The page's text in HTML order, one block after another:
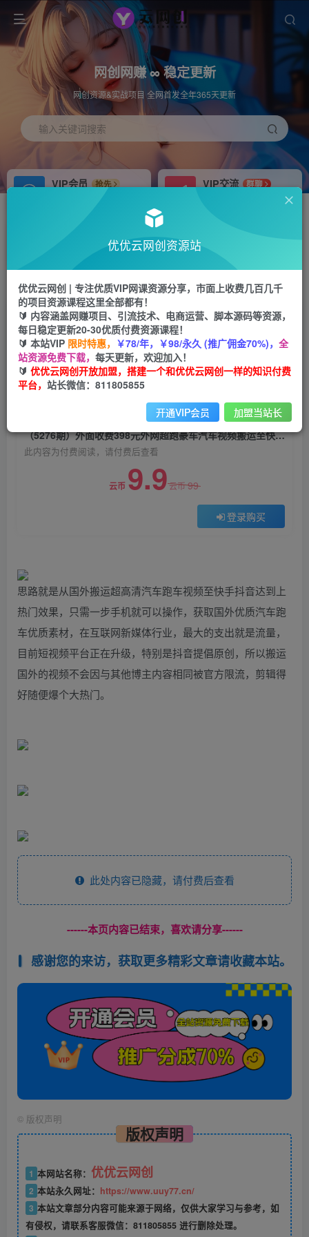
网创网赚 ∞ 稳定更新
网创资源&实战项目 全网首发全年365天更新
输入关键词搜索
VIP会员
抢先
免费下载全站资源
VIP交流
群聊
研究探讨更多创业项目路子。
站长V：hu91275
推荐
首页 中创网 正文
（5276期）外面收费398元外网超跑豪车汽车视频
搬运至快手抖音上热门项目
优优云网创
2年前发布
关注 私信
（5276期）外面收费398元外网超跑豪车汽车视频搬运至快手抖音上热门项目
此内容为付费阅读，请付费后查看
云币 9.9云币99
登录购买
思路就是从国外搬运超高清汽车跑车视频至快手抖音达到上
热门效果，只需一步手机就可以操作，获取国外优质汽车跑
车优质素材，在互联网新媒体行业，最大的支出就是流量，
目前短视频平台正在升级，特别是抖音提倡原创，所以搬运
国外的视频不会因与其他博主内容相同被官方限流，剪辑得
好随便爆个大热门。
此处内容已隐藏，请付费后查看
------本页内容已结束，喜欢请分享------
感谢您的来访，获取更多精彩文章请收藏本站。
© 版权声明
版权声明
1 本网站名称： 优优云网创
2 本站永久网址： https://www.uuy77.cn/
3 本站文章部分内容可能来源于网络，仅供大家学习与参考，如
有侵权，请联系客服微信：811805855 进行删除处理。
优优云网创资源站
优优云网创 | 专注优质VIP网课资源分享，市面上收费几百几千
的项目资源课程这里全部都有！
🔰 内容涵盖网赚项目、引流技术、电商运营、脚本源码等资源，
每日稳定更新20-30优质付费资源课程！
🔰 本站VIP 限时特惠， ￥78/年，￥98/永久 (推广佣金70%)， 全
站资源免费下载， 每天更新，欢迎加入！
🔰 优优云网创开放加盟，搭建一个和优优云网创一样的知识付费
平台， 站长微信：811805855
开通VIP会员 加盟当站长